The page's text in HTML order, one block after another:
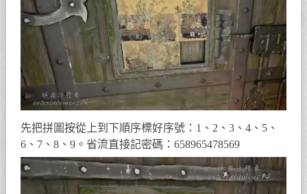
先把拼圖按從上到下順序標好序號：1、2、3、4、5、
6、7、8、9。省流直接記密碼：658965478569